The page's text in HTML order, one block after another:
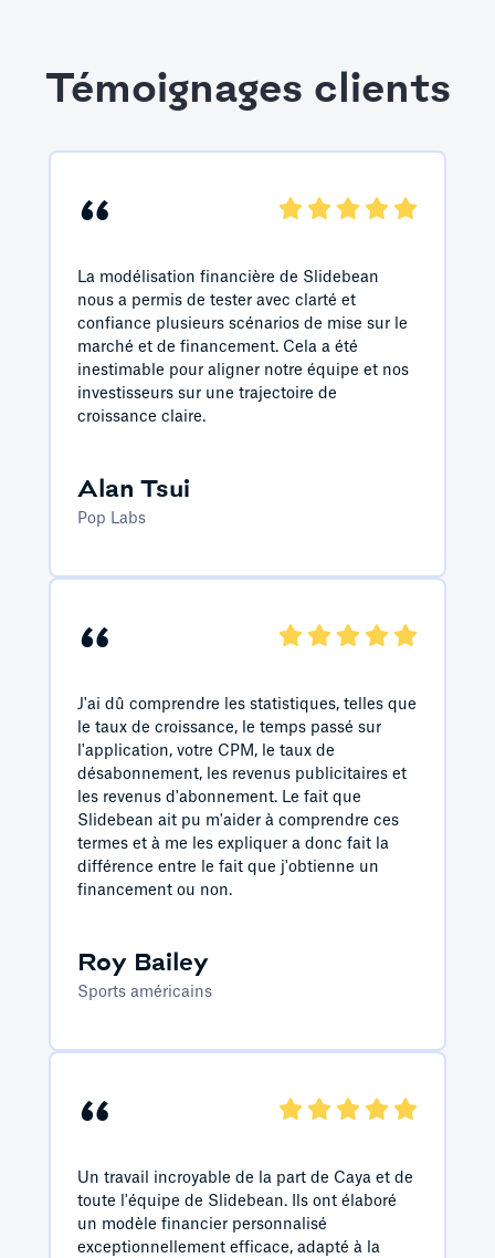
Témoignages clients
“
La modélisation financière de Slidebean
nous a permis de tester avec clarté et
confiance plusieurs scénarios de mise sur le
marché et de financement. Cela a été
inestimable pour aligner notre équipe et nos
investisseurs sur une trajectoire de
croissance claire.
Alan Tsui
Pop Labs
“
J'ai dû comprendre les statistiques, telles que
le taux de croissance, le temps passé sur
l'application, votre CPM, le taux de
désabonnement, les revenus publicitaires et
les revenus d'abonnement. Le fait que
Slidebean ait pu m'aider à comprendre ces
termes et à me les expliquer a donc fait la
différence entre le fait que j'obtienne un
financement ou non.
Roy Bailey
Sports américains
“
Un travail incroyable de la part de Caya et de
toute l'équipe de Slidebean. Ils ont élaboré
un modèle financier personnalisé
exceptionnellement efficace, adapté à la